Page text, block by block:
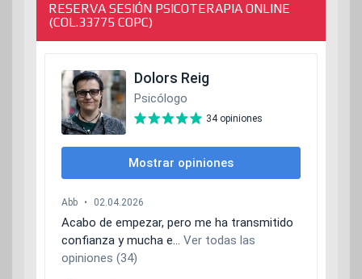
RESERVA SESIÓN PSICOTERAPIA ONLINE
(COL.33775 COPC)